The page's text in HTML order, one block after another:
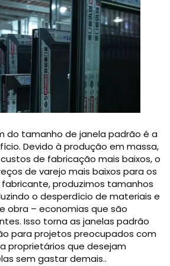
do tamanho de janela padrão é a
Devido à produção em massa,
de fabricação mais baixos, o
de varejo mais baixos para os
produzimos tamanhos
o desperdício de materiais e
obra – economias que são
Isso torna as janelas padrão
para projetos preocupados com
proprietários que desejam
sem gastar demais..